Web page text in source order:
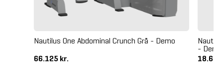
Nautilus One Abdominal Crunch Grå - Demo
66.125 kr.
- Demo